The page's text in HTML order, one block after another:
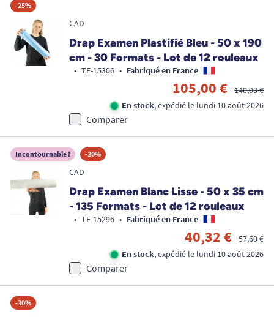
-25%
CAD
Drap Examen Plastifié Bleu - 50 x 190
cm - 30 Formats - Lot de 12 rouleaux
• TE-15306 • Fabriqué en France
105,00 €
140,00 €
En stock, expédié le lundi 10 août 2026
Comparer
Incontournable ! -30%
CAD
Drap Examen Blanc Lisse - 50 x 35 cm
- 135 Formats - Lot de 12 rouleaux
• TE-15296 • Fabriqué en France
40,32 €
57,60 €
En stock, expédié le lundi 10 août 2026
Comparer
-30%